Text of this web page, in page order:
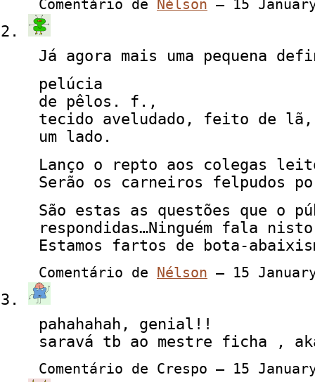
Comentário de Nélson — 15
Já agora mais uma pequena
pelúcia
de pêlos. f.,
tecido aveludado, feito de
um lado.
Lanço o repto aos colegas
Serão os carneiros felpudos
São estas as questões que o
respondidas…Ninguém fala
Estamos fartos de bota-
Comentário de Nélson — 15
pahahahah, genial!!
saravá tb ao mestre ficha ,
Comentário de Crespo — 15